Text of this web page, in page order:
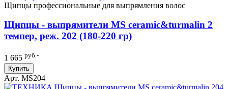
Щипцы профессиональные для выпрямления волос
Щипцы - выпрямители MS ceramic&turmalin 2
темпер, реж. 202 (180-220 гр)
1 665 руб.-
Купить
Арт. MS204